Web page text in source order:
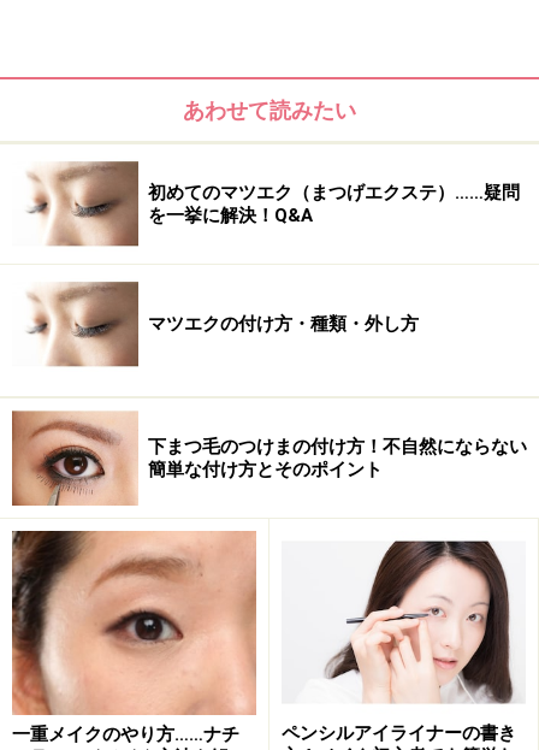
ナーを使用。こちらも、付け睫毛をつける事を考慮し
て、気持ち太めに仕上げておきます。
【STEP3】 次は下まぶた。上まぶたがへヴィーなのに、
下まぶたに何もしないで仕上げると、これもまた部分的
に浮いて見えてしまいます。細めの筆orチップで、ブラ
ックのアイシャドウなどを睫毛のキワに引いて、目の下
にもきちんとアイメイクしてあげましょう。
あとは仕上げにつけ睫毛を付けて下睫毛には、しっかり
マスカラを付けて上げればOK！仕上がりはこんな感じ
あわせて読みたい
初めてのマツエク（まつげエクステ）……疑問
を一挙に解決！Q&A
マツエクの付け方・種類・外し方
下まつ毛のつけまの付け方！不自然にならない
簡単な付け方とそのポイント
一重メイクのやり方……ナチ
ペンシルアイライナーの書き